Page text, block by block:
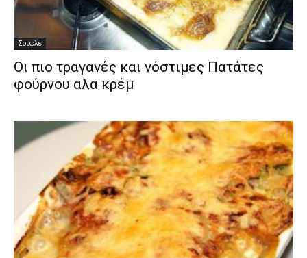
Σουφλέ
Οι πιο τραγανές και νόστιμες Πατάτες
φούρνου αλα κρέμ